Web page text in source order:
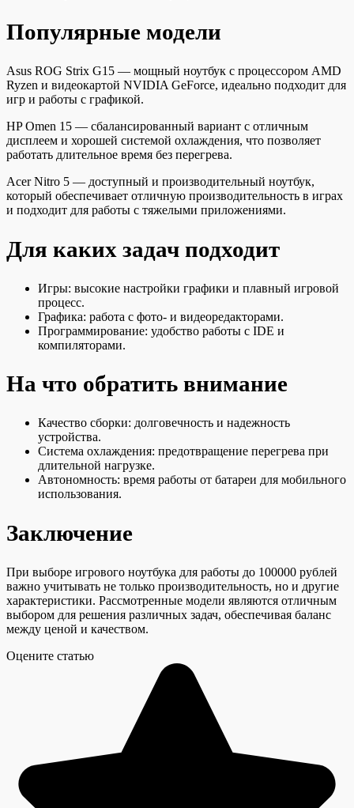
Популярные модели
Asus ROG Strix G15 — мощный ноутбук с процессором AMD
Ryzen и видеокартой NVIDIA GeForce, идеально подходит для
игр и работы с графикой.
HP Omen 15 — сбалансированный вариант с отличным
дисплеем и хорошей системой охлаждения, что позволяет
работать длительное время без перегрева.
Acer Nitro 5 — доступный и производительный ноутбук,
который обеспечивает отличную производительность в играх
и подходит для работы с тяжелыми приложениями.
Для каких задач подходит
Игры: высокие настройки графики и плавный игровой
процесс.
Графика: работа с фото- и видеоредакторами.
Программирование: удобство работы с IDE и
компиляторами.
На что обратить внимание
Качество сборки: долговечность и надежность
устройства.
Система охлаждения: предотвращение перегрева при
длительной нагрузке.
Автономность: время работы от батареи для мобильного
использования.
Заключение
При выборе игрового ноутбука для работы до 100000 рублей
важно учитывать не только производительность, но и другие
характеристики. Рассмотренные модели являются отличным
выбором для решения различных задач, обеспечивая баланс
между ценой и качеством.
Оцените статью